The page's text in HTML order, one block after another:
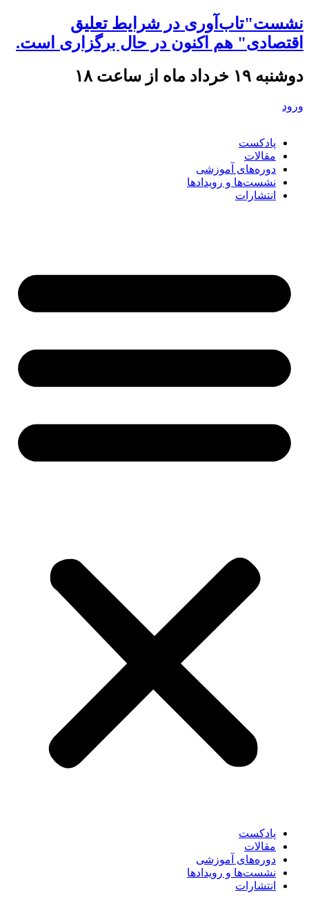
نشست"تاب‌آوری در شرایط تعلیق
اقتصادی" هم اکنون در حال برگزاری است.
دوشنبه ۱۹ خرداد ماه از ساعت ۱۸
ورود
پادکست
مقالات
دوره‌های آموزشی
نشست‌ها و رویدادها
انتشارات
پادکست
مقالات
دوره‌های آموزشی
نشست‌ها و رویدادها
انتشارات